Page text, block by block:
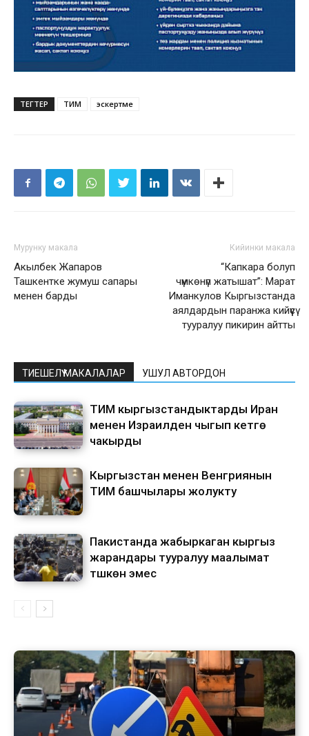
ТЕГТЕР ТИМ эскертме
Мурунку макала
Акылбек Жапаров
Ташкентке жумуш сапары
менен барды
Кийинки макала
“Капкара болуп
чүмкөнүп жатышат”: Марат
Иманкулов Кыргызстанда
аялдардын паранжа кийүүсү
тууралуу пикирин айтты
ТИЕШЕЛҮҮ МАКАЛАЛАР УШУЛ АВТОРДОН
ТИМ кыргызстандыктарды Иран
менен Израилден чыгып кетүүгө
чакырды
Кыргызстан менен Венгриянын
ТИМ башчылары жолукту
Пакистанда жабыркаган кыргыз
жарандары тууралуу маалымат
түшкөн эмес